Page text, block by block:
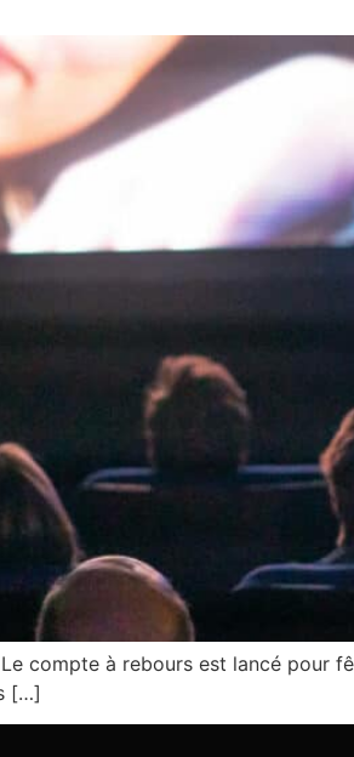
! Le compte à rebours est lancé
[…]